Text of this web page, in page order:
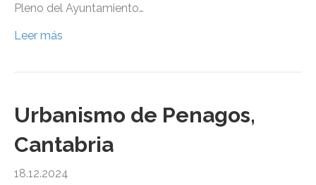
Pleno del Ayuntamiento…
Leer más
Urbanismo de Penagos,
Cantabria
18.12.2024